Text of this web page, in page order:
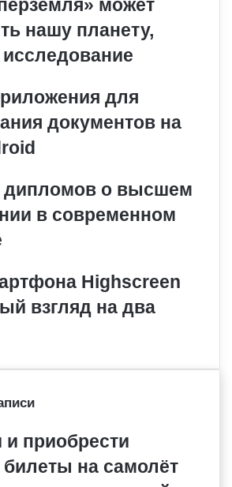
может
нашу планету,
для
документов на
дипломов о высшем
в современном
Highscreen
взгляд на два
и приобрести
на самолёт